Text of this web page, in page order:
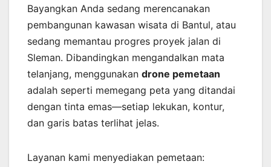
Bayangkan Anda sedang merencanakan
pembangunan kawasan wisata di Bantul, atau
sedang memantau progres proyek jalan di
Sleman. Dibandingkan mengandalkan mata
telanjang, menggunakan drone pemetaan
adalah seperti memegang peta yang ditandai
dengan tinta emas—setiap lekukan, kontur,
dan garis batas terlihat jelas.
Layanan kami menyediakan pemetaan: